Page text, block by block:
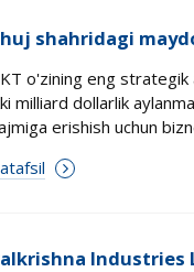
shahridagi
o'zining eng
milliard dollarlik
erishish uchun
Industries